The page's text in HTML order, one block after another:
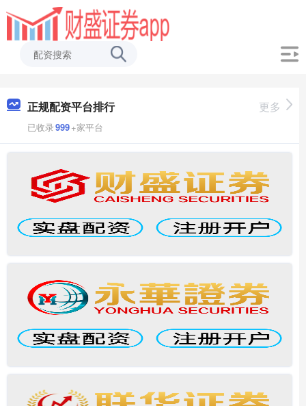
正规配资平台排行
已收录999+家平台
更多